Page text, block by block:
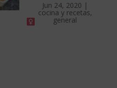
Jun 24, 2020 |
cocina y recetas,
general